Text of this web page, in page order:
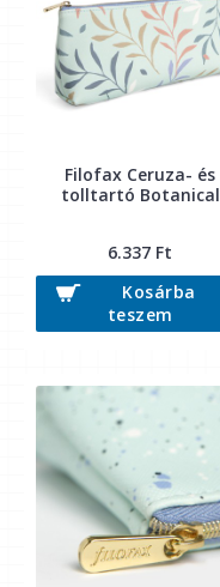
Filofax Ceruza- és
tolltartó Botanical
6.337 Ft
Kosárba
teszem